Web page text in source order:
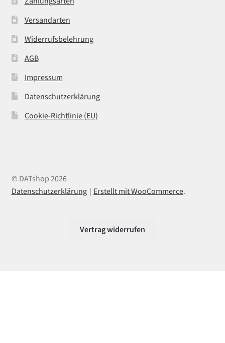
Versandarten
Widerrufsbelehrung
AGB
Impressum
Datenschutzerklärung
Cookie-Richtlinie (EU)
© DATshop 2026
Datenschutzerklärung
Erstellt mit WooCommerce.
Vertrag widerrufen